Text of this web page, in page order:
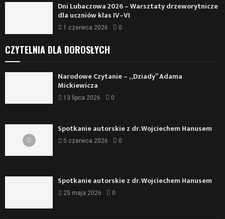
Dni Lubaczowa 2026 – Warsztaty drzeworytnicze
dla uczniów klas IV–VI
1 czerwca 2026 0
CZYTELNIA DLA DOROSŁYCH
Narodowe Czytanie – „Dziady” Adama
Mickiewicza
13 lipca 2026 0
Spotkanie autorskie z dr. Wojciechem Hanusem
5 czerwca 2026 0
Spotkanie autorskie z dr. Wojciechem Hanusem
25 maja 2026 0